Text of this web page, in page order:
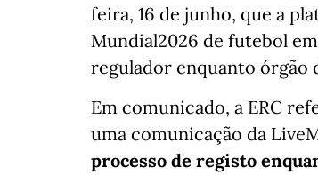
feira, 16 de junho, que a
Mundial2026 de futebol
regulador enquanto órgão
Em comunicado, a ERC
uma comunicação da
processo de registo